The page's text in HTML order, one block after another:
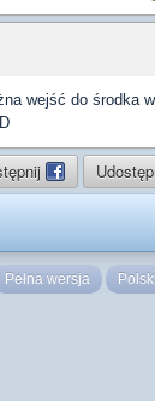
wejść do środka
Pełna wersja Polski